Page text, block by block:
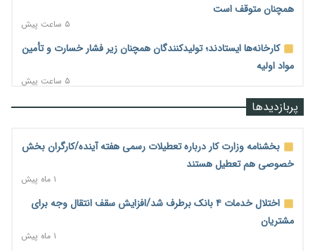
همچنان متوقف است
۵ ساعت پیش
کارخانه‌ها ایستادند؛ تولیدکنندگان همچنان زیر فشار خسارت و تأمین
مواد اولیه
۵ ساعت پیش
قیمت مسکن در دست سازنده‌های خرد؛ چگونه «عددسازی» بازار
منابع صندوق ملی مسکن به متقاضیان رسید؛ اولویت با پروژه‌های
پربازدیدها
بخشنامه وزارت کار درباره تعطیلات رسمی هفته آینده/کارگران بخش
خصوصی هم تعطیل هستند
۱ ماه پیش
اختلال خدمات ۴ بانک برطرف شد/افزایش سقف انتقال وجه برای
مشتریان
۱ ماه پیش